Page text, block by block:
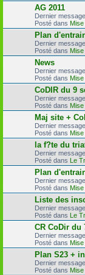
AG 2011
Dernier
Posté dans
Plan
Dernier
Posté dans
News
Dernier
Posté dans
CoDIR du 9
Dernier
Posté dans
Maj site +
Dernier
Posté dans
la f?te du
Dernier
Posté dans Le
Plan
Dernier
Posté dans
Liste des
Dernier
Posté dans Le
CR CoDir du
Dernier
Posté dans
Plan S23 +
Dernier
Posté dans